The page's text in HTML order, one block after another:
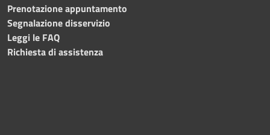
Prenotazione appuntamento
Segnalazione disservizio
Leggi le FAQ
Richiesta di assistenza